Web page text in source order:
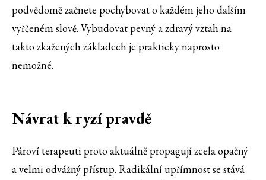
podvědomě začnete pochybovat o každém jeho dalším
vyřčeném slově. Vybudovat pevný a zdravý vztah na
takto zkažených základech je prakticky naprosto
nemožné.
Návrat k ryzí pravdě
Pároví terapeuti proto aktuálně propagují zcela opačný
a velmi odvážný přístup. Radikální upřímnost se stává